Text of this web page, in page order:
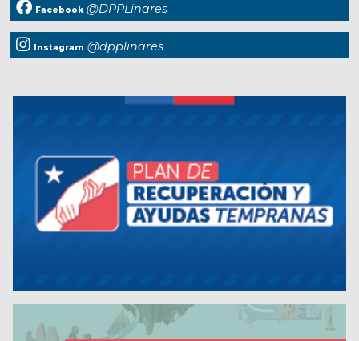
Facebook @DPPLinares
Instagram @dpplinares